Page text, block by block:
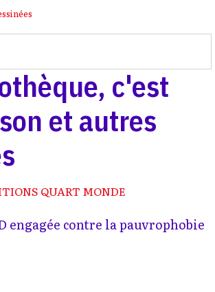
c'est
et autres
QUART MONDE
engagée contre la pauvrophobie